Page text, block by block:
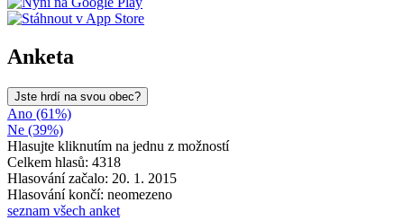
Anketa
Jste hrdí na svou obec?
Ano (61%)
Ne (39%)
Hlasujte kliknutím na jednu z možností
Celkem hlasů: 4318
Hlasování začalo: 20. 1. 2015
Hlasování končí: neomezeno
seznam všech anket